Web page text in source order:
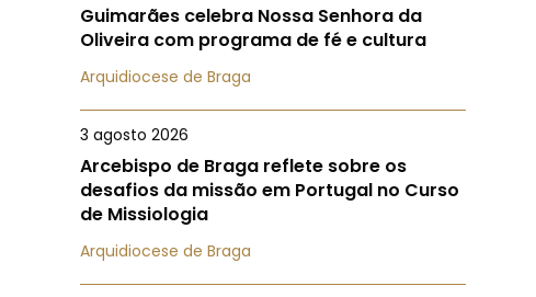
Guimarães celebra Nossa Senhora da
Oliveira com programa de fé e cultura
Arquidiocese de Braga
3 agosto 2026
Arcebispo de Braga reflete sobre os
desafios da missão em Portugal no Curso
de Missiologia
Arquidiocese de Braga